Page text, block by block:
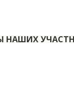
НАШИХ